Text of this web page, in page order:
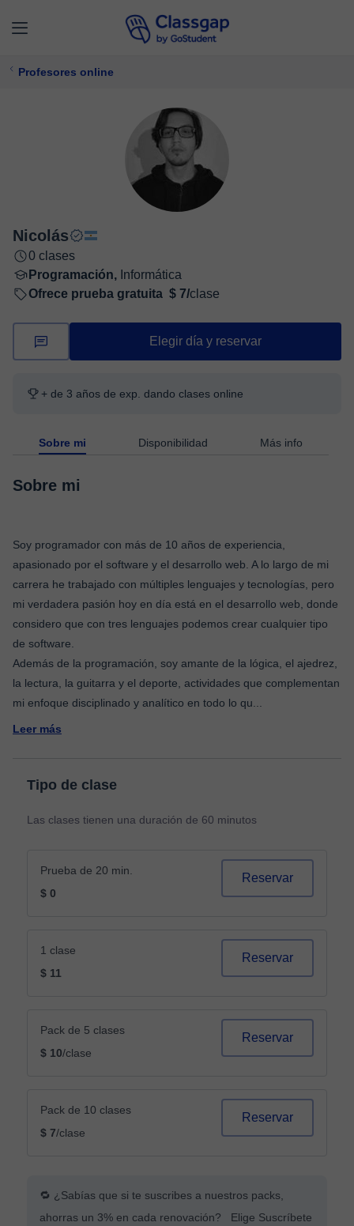
Profesores online
Nicolás
0 clases
Programación, Informática
Ofrece prueba gratuita $ 7/clase
Elegir día y reservar
+ de 3 años de exp. dando clases online
Sobre mi Disponibilidad Más info
Sobre mi
Soy programador con más de 10 años de experiencia,
apasionado por el software y el desarrollo web. A lo largo de mi
carrera he trabajado con múltiples lenguajes y tecnologías, pero
mi verdadera pasión hoy en día está en el desarrollo web, donde
considero que con tres lenguajes podemos crear cualquier tipo
de software.
Además de la programación, soy amante de la lógica, el ajedrez,
la lectura, la guitarra y el deporte, actividades que complementan
mi enfoque disciplinado y analítico en todo lo qu
Leer más
Tipo de clase
Las clases tienen una duración de 60 minutos
Prueba de 20 min.
$ 0
Reservar
1 clase
$ 11
Reservar
Pack de 5 clases
$ 10/clase
Reservar
Pack de 10 clases
$ 7/clase
Reservar
🔁 ¿Sabías que si te suscribes a nuestros packs,
ahorras un 3% en cada renovación? Elige Suscríbete